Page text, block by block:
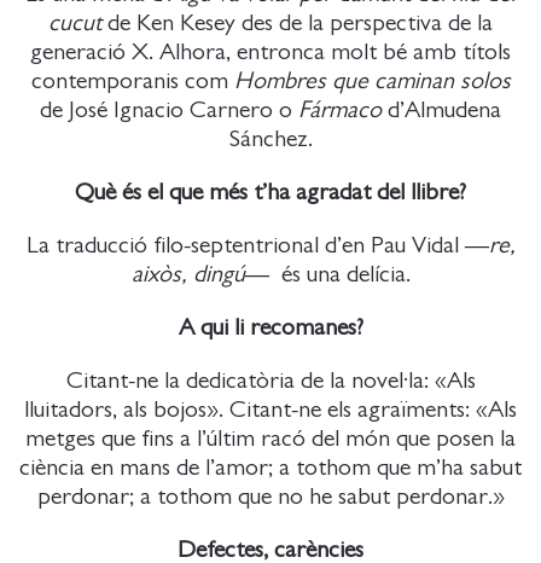
cucutde Ken Kesey des de la perspectiva de la
generació X. Alhora, entronca molt bé amb títols
contemporanis com Hombres que caminan solos
de José Ignacio Carnero o Fármacod’Almudena
Sánchez.
Què és el que més t’ha agradat del llibre?
La traducció filo-septentrional d’en Pau Vidal —re,
aixòs, dingú— és una delícia.
A qui li recomanes?
Citant-ne la dedicatòria de la novel·la: «Als
lluitadors, als bojos». Citant-ne els agraïments: «Als
metges que fins a l’últim racó del món que posen la
ciència en mans de l’amor; a tothom que m’ha sabut
perdonar; a tothom que no he sabut perdonar.»
Defectes, carències